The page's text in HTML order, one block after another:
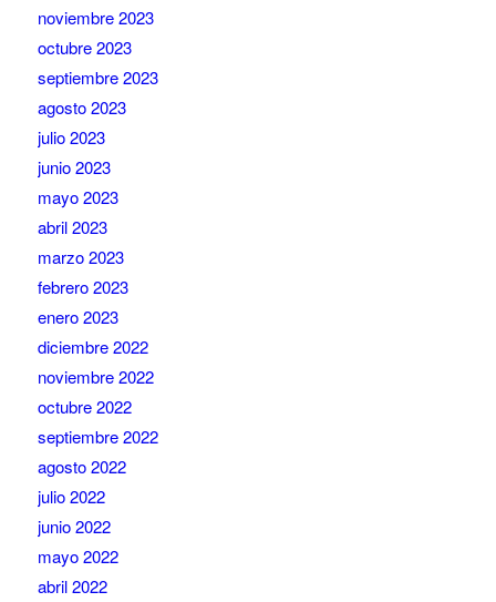
noviembre 2023
octubre 2023
septiembre 2023
agosto 2023
julio 2023
junio 2023
mayo 2023
abril 2023
marzo 2023
febrero 2023
enero 2023
diciembre 2022
noviembre 2022
octubre 2022
septiembre 2022
agosto 2022
julio 2022
junio 2022
mayo 2022
abril 2022